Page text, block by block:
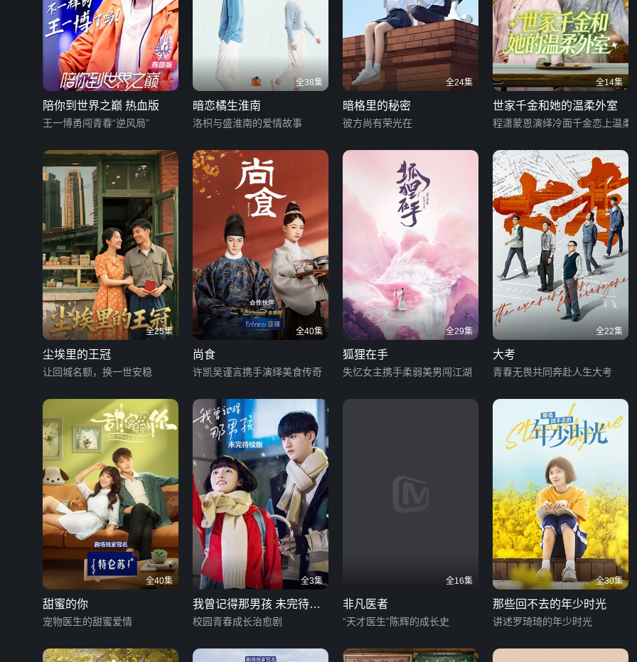
陪你到世界之巅 热血版
王一博勇闯青春“逆风局”
全38集
暗恋橘生淮南
洛枳与盛淮南的爱情故事
全24集
暗格里的秘密
彼方尚有荣光在
全14集
世家千金和她的温柔外室
程潇蒙恩演绎冷面千金恋上温柔
全25集
尘埃里的王冠
让回城名额，换一世安稳
全40集
尚食
许凯吴谨言携手演绎美食传奇
全29集
狐狸在手
失忆女主携手柔弱美男闯江湖
全22集
大考
青春无畏共同奔赴人生大考
全40集
甜蜜的你
宠物医生的甜蜜爱情
全3集
我曾记得那男孩 未完待续
版
校园青春成长治愈剧
全16集
非凡医者
“天才医生”陈辉的成长史
全30集
那些回不去的年少时光
讲述罗琦琦的年少时光